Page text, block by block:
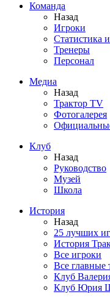
Команда
Назад
Игроки
Статистика
Тренеры
Персонал
Медиа
Назад
Трактор TV
Фотогалерея
Клуб
Назад
Руководство
Музей
Школа
История
Назад
25 лучших
История
Все игроки
Все главные
Клуб
Клуб Юрия